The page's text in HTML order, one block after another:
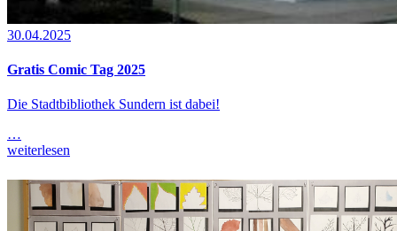
30.04.2025
Gratis Comic Tag 2025
Die Stadtbibliothek Sundern ist dabei!
…
weiterlesen